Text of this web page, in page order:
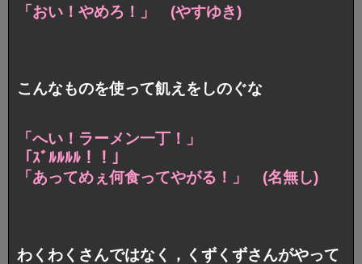
「おい！やめろ！」 (やすゆき)
こんなものを使って飢えをしのぐな
「へい！ラーメン一丁！」
「ｽﾞﾙﾙﾙﾙ！！」
「あってめぇ何食ってやがる！」 (名無し)
わくわくさんではなく，くずくずさんがやって